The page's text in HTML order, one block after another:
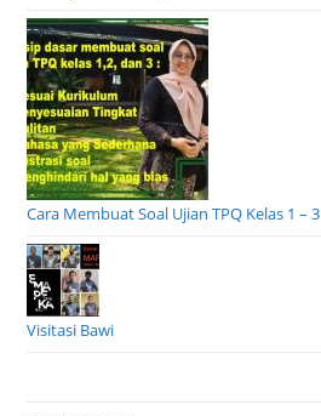
Cara Membuat Soal Ujian TPQ Kelas 1 – 3
Visitasi Bawi